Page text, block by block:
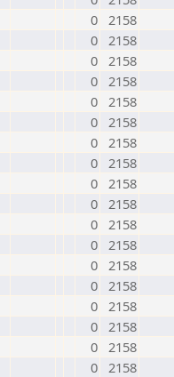
0 2158
0 2158
0 2158
0 2158
0 2158
0 2158
0 2158
0 2158
0 2158
0 2158
0 2158
0 2158
0 2158
0 2158
0 2158
0 2158
0 2158
0 2158